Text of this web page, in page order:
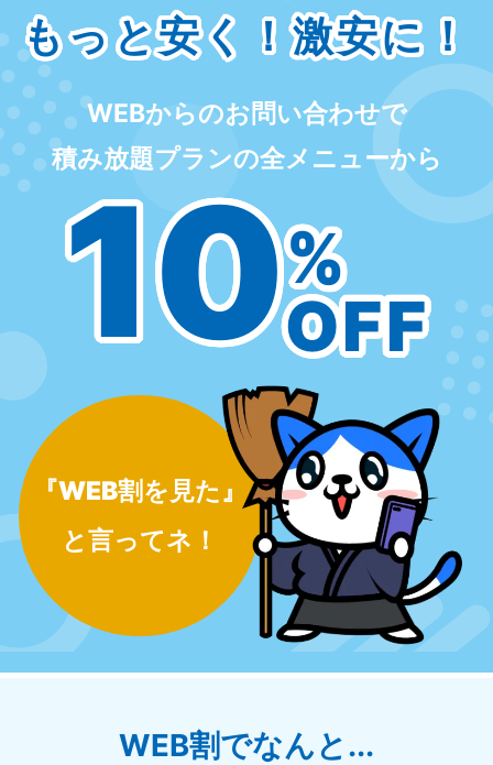
もっと安く！激安に！
WEBからのお問い合わせで
積み放題プランの全メニューから
10%
OFF
『WEB割を見た』
と言ってネ！
WEB割でなんと...